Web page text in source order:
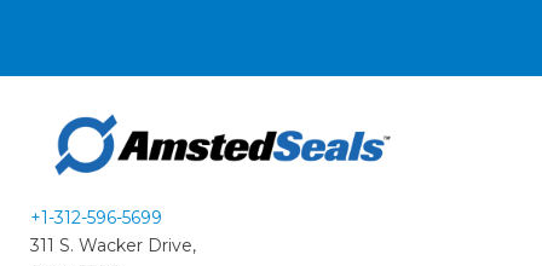
+1-312-596-5699
311 S. Wacker Drive,